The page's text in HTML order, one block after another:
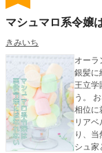
マシュマロ系令嬢
きみいち
オーラ
銀髪に
王立学
う。 おなじ侯爵位だけれども、モンテイエ家は歴代当主が宰
相位に
リア
り、
シュ家と